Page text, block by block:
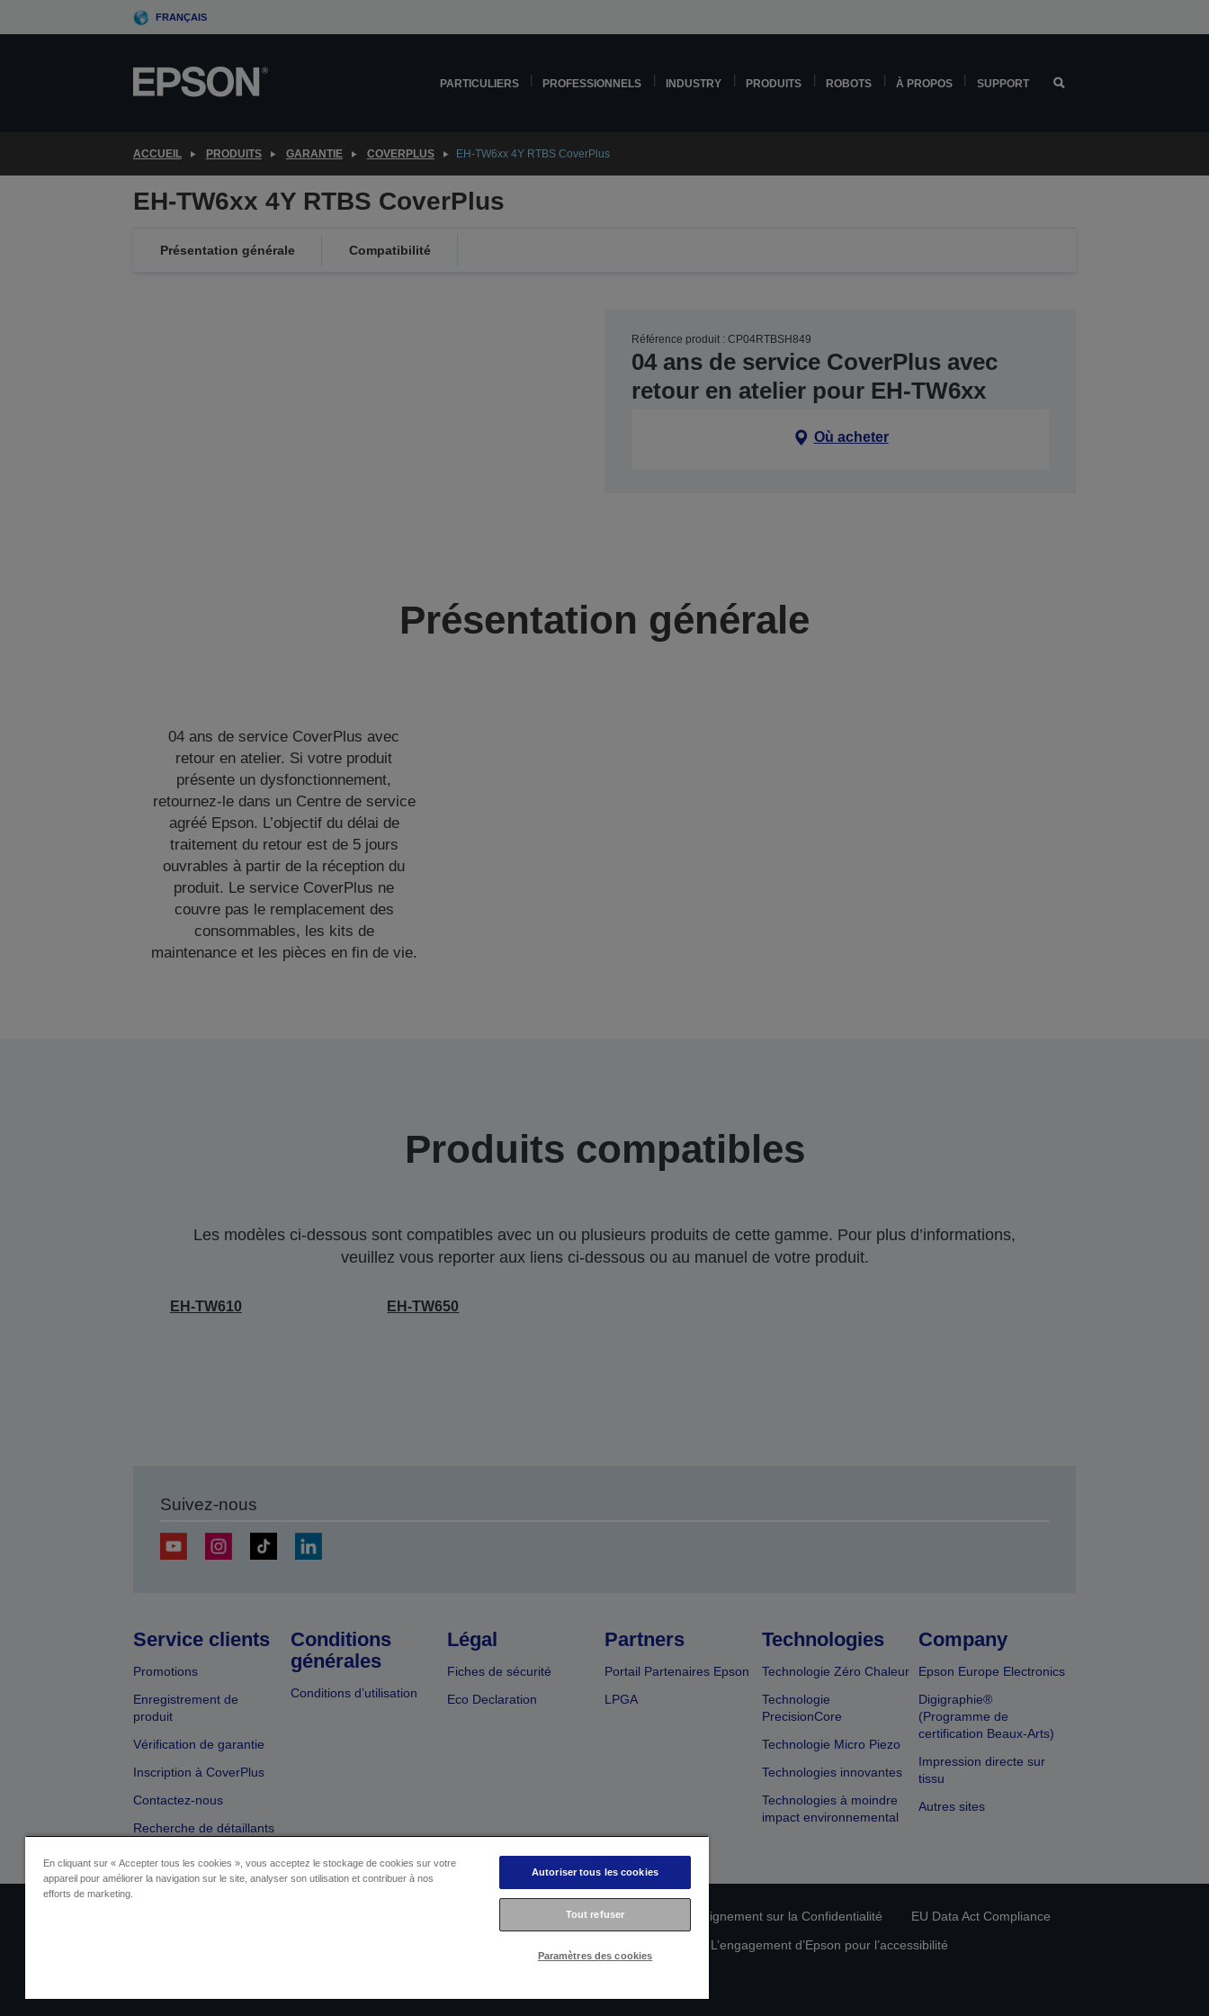
to
FRANÇAIS
PARTICULIERS PROFESSIONNELS INDUSTRY PRODUITS ROBOTS À PROPOS SUPPORT
ACCUEIL PRODUITS GARANTIE COVERPLUS EH-TW6xx 4Y RTBS CoverPlus
EH-TW6xx 4Y RTBS CoverPlus
Présentation générale Compatibilité
Référence produit : CP04RTBSH849
04 ans de service CoverPlus avec
retour en atelier pour EH-TW6xx
Où acheter
Présentation générale
04 ans de service CoverPlus avec
retour en atelier. Si votre produit
présente un dysfonctionnement,
retournez-le dans un Centre de service
agréé Epson. L’objectif du délai de
traitement du retour est de 5 jours
ouvrables à partir de la réception du
produit. Le service CoverPlus ne
couvre pas le remplacement des
consommables, les kits de
maintenance et les pièces en fin de vie.
Produits compatibles
Les modèles ci-dessous sont compatibles avec un ou plusieurs produits de cette gamme. Pour plus d’informations,
veuillez vous reporter aux liens ci-dessous ou au manuel de votre produit.
EH-TW610 EH-TW650
Suivez-nous
Service clients
Promotions
Enregistrement de
produit
Vérification de garantie
Inscription à CoverPlus
Contactez-nous
Recherche de détaillants
Conditions
générales
Conditions d’utilisation
Légal
Fiches de sécurité
Eco Declaration
Partners
Portail Partenaires Epson
LPGA
Technologies
Technologie Zéro Chaleur
Technologie
PrecisionCore
Technologie Micro Piezo
Technologies innovantes
Technologies à moindre
impact environnemental
Company
Epson Europe Electronics
Digigraphie®
(Programme de
certification Beaux-Arts)
Impression directe sur
tissu
Autres sites
Déclaration de Renseignement sur la Confidentialité
EU Data Act Compliance
L’engagement d’Epson pour l’accessibilité
En cliquant sur « Accepter tous les cookies », vous acceptez le stockage de cookies sur votre
appareil pour améliorer la navigation sur le site, analyser son utilisation et contribuer à nos
efforts de marketing.
Autoriser tous les cookies
Tout refuser
Paramètres des cookies